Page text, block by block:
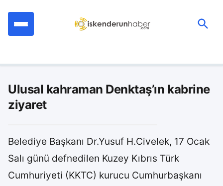
Ulusal kahraman Denktaş’ın kabrine
ziyaret
Belediye Başkanı Dr.Yusuf H.Civelek, 17 Ocak
Salı günü defnedilen Kuzey Kıbrıs Türk
Cumhuriyeti (KKTC) kurucu Cumhurbaşkanı